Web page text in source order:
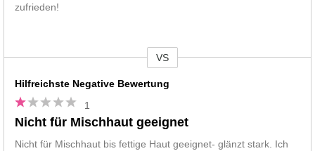
zufrieden!
VS
Hilfreichste Negative Bewertung
1
Nicht für Mischhaut geeignet
Nicht für Mischhaut bis fettige Haut geeignet- glänzt stark. Ich